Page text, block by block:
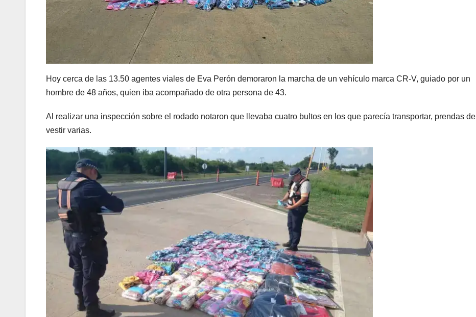
Hoy cerca de las 13.50 agentes viales de Eva Perón demoraron la marcha de un vehículo marca CR-V, guiado por un
hombre de 48 años, quien iba acompañado de otra persona de 43.
Al realizar una inspección sobre el rodado notaron que llevaba cuatro bultos en los que parecía transportar, prendas de
vestir varias.